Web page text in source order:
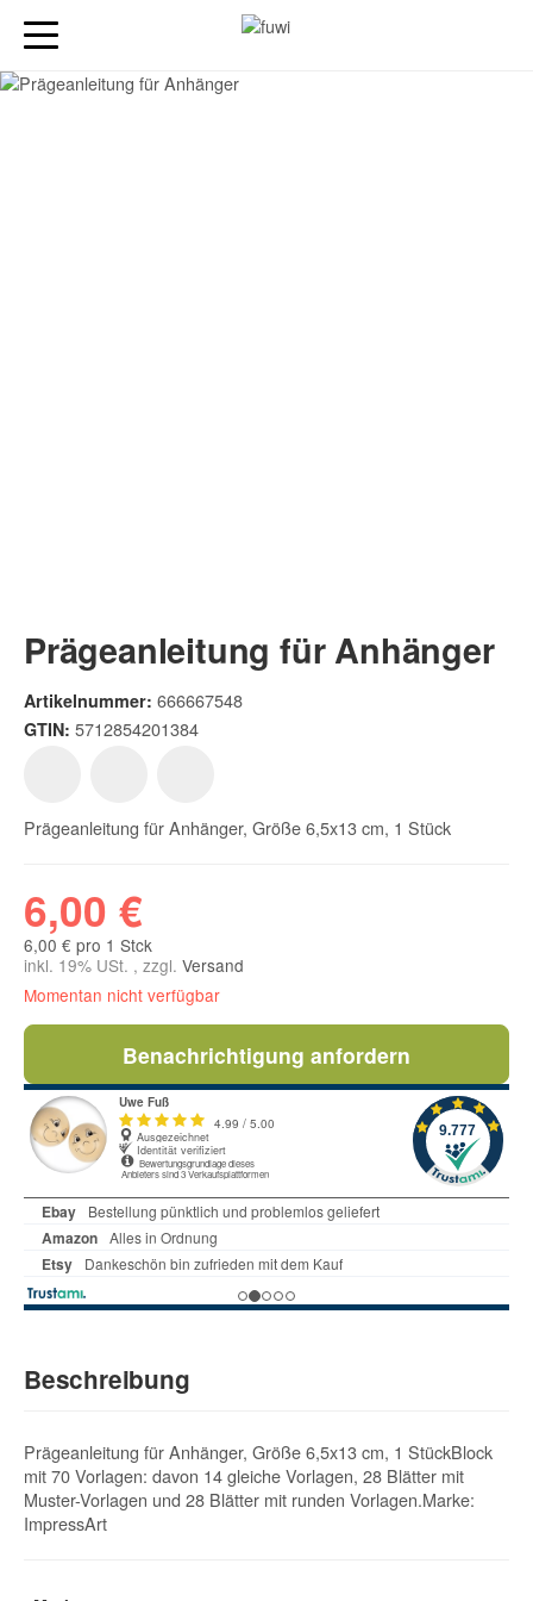
Prägeanleitung für Anhänger
Artikelnummer: 666667548
GTIN: 5712854201384
Prägeanleitung für Anhänger, Größe 6,5x13 cm, 1 Stück
6,00 €
6,00 € pro 1 Stck
inkl. 19% USt. , zzgl. Versand
Momentan nicht verfügbar
Benachrichtigung anfordern
Beschreibung
Prägeanleitung für Anhänger, Größe 6,5x13 cm, 1 StückBlock
mit 70 Vorlagen: davon 14 gleiche Vorlagen, 28 Blätter mit
Muster-Vorlagen und 28 Blätter mit runden Vorlagen.Marke:
ImpressArt